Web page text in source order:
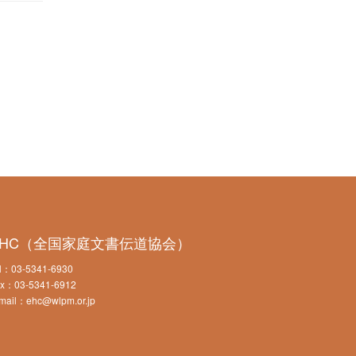
（全国家庭文書伝道協会）
：03-5341-6930
：03-5341-6912
：ehc@wlpm.or.jp